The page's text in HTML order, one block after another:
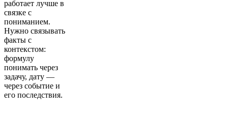
работает лучше в
связке с
пониманием.
Нужно связывать
факты с
контекстом:
формулу
понимать через
задачу, дату —
через событие и
его последствия.